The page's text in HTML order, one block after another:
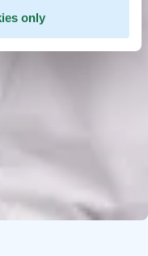
only